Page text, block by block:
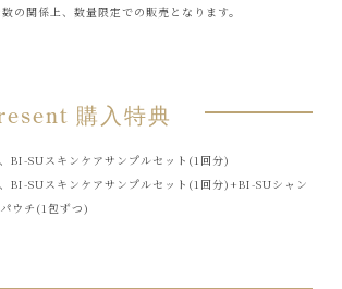
の関係上、数量限定での販売となります。
購入特典
BI-SUスキンケアサンプルセット(1回分)
BI-SUスキンケアサンプルセット(1回分)+BI-SUシャン
ウチ(1包ずつ)